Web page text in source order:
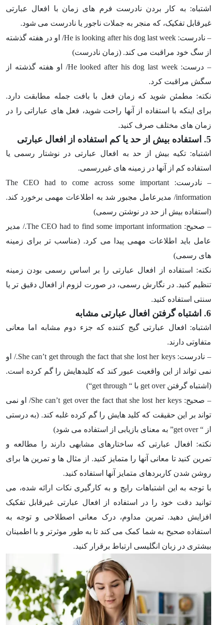
اشتباه: به کار بردن نادرست فرم های زمان با افعال عبارتی
غیرقابل تفکیک، که منجر به جملات ناجور یا نادرست می شود.
– نادرست:He is looking after his dog last week/ او در هفته گذشته
از سگ خود مراقبت می کند. (زمان نادرست)
– درست:He looked after his dog last week/ او هفته گذشته از
سگش مراقبت کرد.
نکته: مطمئن شوید که زمان فعل با بافت جمله مطابقت دارد.
برای اینکه با استفاده از آنها راحت شوید، فعل های عباراتی را در
زمان های مختلف صرف کنید.
5. استفاده بیش از حد یا کم استفاده از افعال عبارتی
اشتباه: تکیه بیش از حد به افعال عبارتی در نوشتار رسمی یا
استفاده کم از آنها در زمینه های غیررسمی.
– نادرست:The CEO had to come across some important
information/ مدیرعامل مجبور شد به اطلاعات مهمی برخورد کند.
(استفاده بیش از حد در نوشتن رسمی)
– صحیح: The CEO had to find some important information./ مدیر
عامل باید اطلاعات مهمی پیدا می کرد. (مناسب تر برای زمینه
های رسمی)
نکته: استفاده از افعال عبارتی را بر اساس رسمی بودن زمینه
تنظیم کنید. در نگارش رسمی، در صورت لزوم از افعال دقیق تر یا
سنتی استفاده کنید.
6. اشتباه گرفتن افعال عبارتی مشابه
اشتباه: افعال عبارتی گیج کننده که جزء دوم مشابه اما معانی
متفاوتی دارند.
– نادرست:She can’t get through the fact that she lost her keys./ او
نمی تواند از این واقعیت عبور کند که کلیدهایش را گم کرده است.
(اشتباه گرفتنget over با “ get through
“)
– صحیح:She can’t get over the fact that she lost her keys/ او نمی
تواند بر این حقیقت که کلید هایش را گم کرده غلبه کند. (به درستی
از “ get over” به معنای بازیابی از استفاده می شود)
نکته: افعال عبارتی که ساختارهای مشابهی دارند را مطالعه و
تمرین کنید تا معانی آنها را متمایز کنید. از مثال ها و تمرین ها برای
روشن شدن کاربردهای متمایز آنها استفاده کنید.
با توجه به این اشتباهات رایج و به کارگیری نکات ارائه شده، می
توانید دقت خود را در استفاده از افعال عبارتی غیرقابل تفکیک
افزایش دهید. تمرین مداوم، درک معانی اصطلاحی و توجه به
استفاده صحیح به شما کمک می کند تا به طور موثرتر و با اطمینان
بیشتری در زبان انگلیسی ارتباط برقرار کنید.